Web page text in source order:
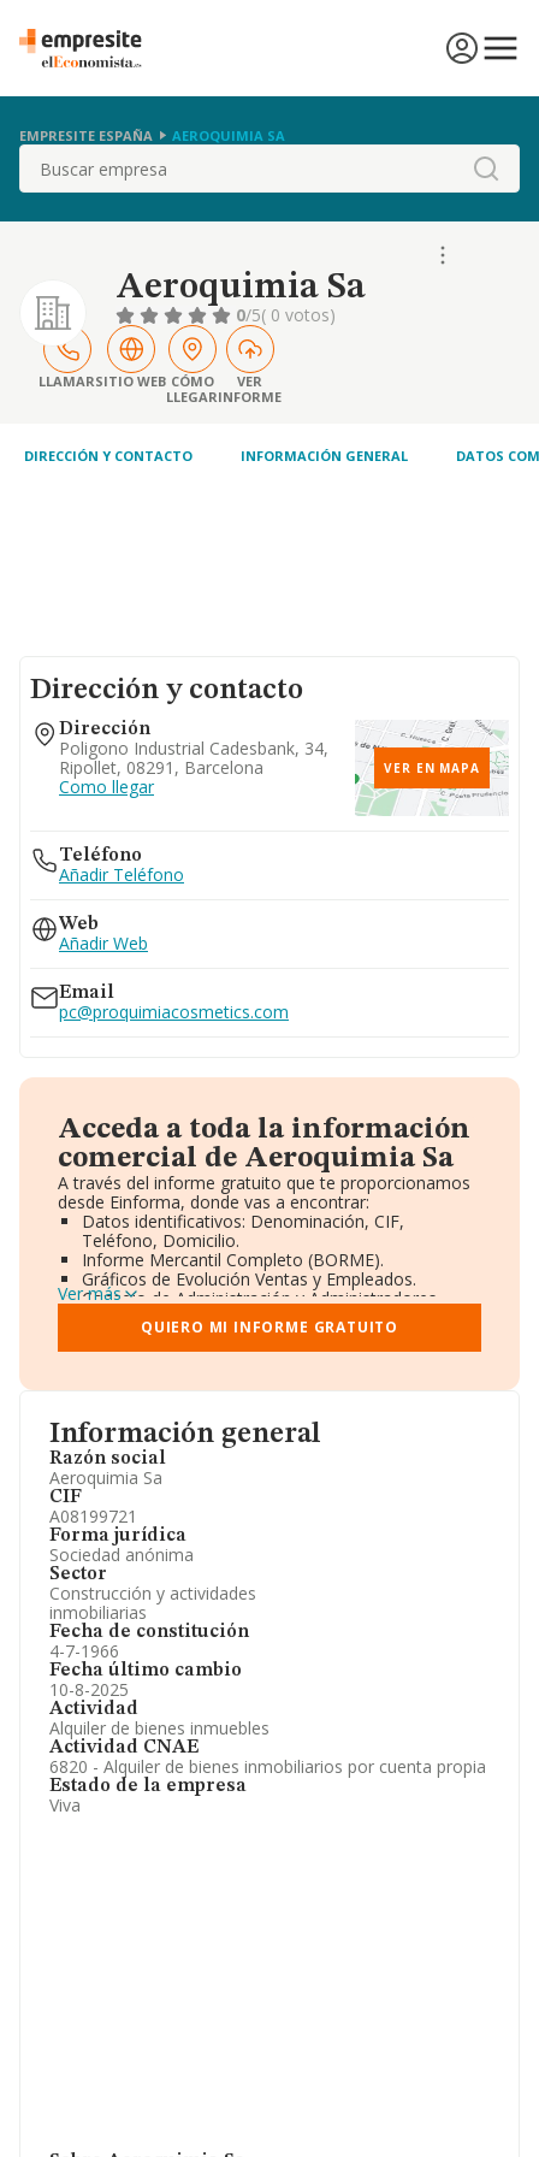
EMPRESITE ESPAÑA AEROQUIMIA SA
Buscar
Aeroquimia Sa
0/5( 0 votos)
LLAMARSITIO WEB CÓMO
LLEGAR
VER
INFORME
DIRECCIÓN Y CONTACTO INFORMACIÓN GENERAL DATOS
Información general
Razón social
Aeroquimia Sa
CIF
A08199721
Forma jurídica
Sociedad anónima
Sector
Construcción y actividades
inmobiliarias
Fecha de constitución
4-7-1966
Fecha último cambio
10-8-2025
Actividad
Alquiler de bienes inmuebles
Actividad CNAE
6820 - Alquiler de bienes inmobiliarios por cuenta propia
Estado de la empresa
Viva
Dirección y contacto
Dirección
Poligono Industrial Cadesbank, 34,
Ripollet, 08291, Barcelona
Como llegar
VER EN MAPA
Teléfono
Añadir Teléfono
Web
Añadir Web
Email
pc@proquimiacosmetics.com
Acceda a toda la información
comercial de Aeroquimia Sa
A través del informe gratuito que te proporcionamos
desde Einforma, donde vas a encontrar:
Datos identificativos: Denominación, CIF,
Teléfono, Domicilio.
Informe Mercantil Completo (BORME).
Gráficos de Evolución Ventas y Empleados.
Consejo de Administración y Administradores.
Directivos y Ejecutivos.
Accionistas.
Participaciones y Vinculaciones en otras empresas.
Información oficial y registral complementaria.
Ver más
QUIERO MI INFORME GRATUITO